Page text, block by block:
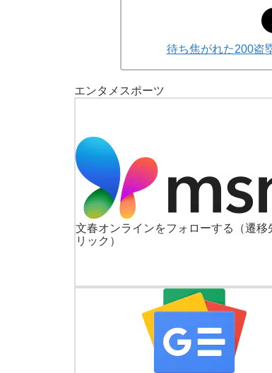
待ち焦がれた200盗
エンタメ スポーツ
文春オンラインをフォローする
（遷
リック）